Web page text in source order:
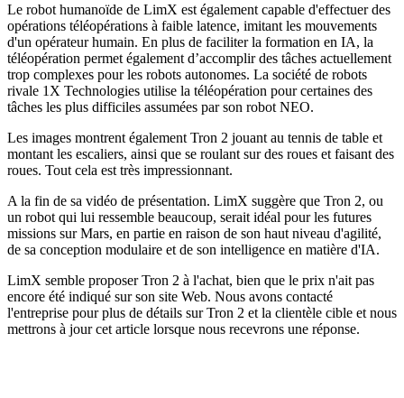
Le robot humanoïde de LimX est également capable d'effectuer des
opérations téléopérations à faible latence, imitant les mouvements
d'un opérateur humain. En plus de faciliter la formation en IA, la
téléopération permet également d’accomplir des tâches actuellement
trop complexes pour les robots autonomes. La société de robots
rivale 1X Technologies utilise la téléopération pour certaines des
tâches les plus difficiles assumées par son robot NEO.
Les images montrent également Tron 2 jouant au tennis de table et
montant les escaliers, ainsi que se roulant sur des roues et faisant des
roues. Tout cela est très impressionnant.
A la fin de sa vidéo de présentation. LimX suggère que Tron 2, ou
un robot qui lui ressemble beaucoup, serait idéal pour les futures
missions sur Mars, en partie en raison de son haut niveau d'agilité,
de sa conception modulaire et de son intelligence en matière d'IA.
LimX semble proposer Tron 2 à l'achat, bien que le prix n'ait pas
encore été indiqué sur son site Web. Nous avons contacté
l'entreprise pour plus de détails sur Tron 2 et la clientèle cible et nous
mettrons à jour cet article lorsque nous recevrons une réponse.